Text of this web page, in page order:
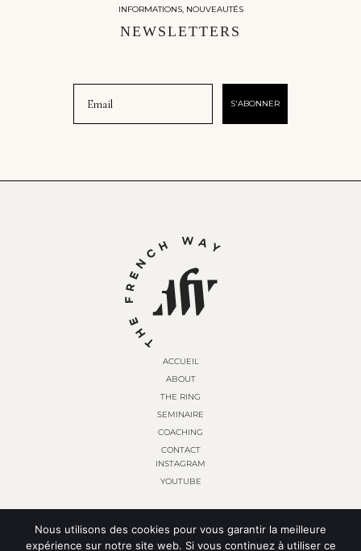
INFORMATIONS, NOUVEAUTÉS
NEWSLETTERS
S'ABONNER
ACCUEIL
ABOUT
THE RING
SEMINAIRE
COACHING
CONTACT
INSTAGRAM
YOUTUBE
© THE FRENCH WAY 2024. ALL RIGHTS RESERVED.
Nous utilisons des cookies pour vous garantir la meilleure
expérience sur notre site web. Si vous continuez à utiliser ce